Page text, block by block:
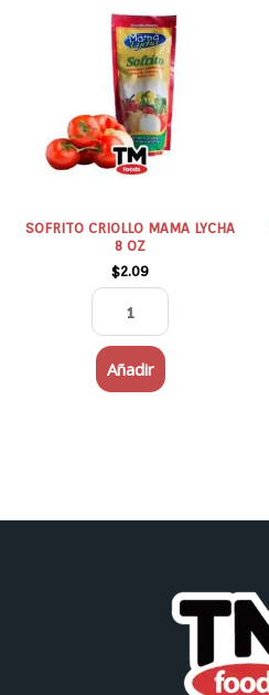
SOFRITO CRIOLLO MAMA LYCHA
8 OZ
$2.09
CRIOLLO
MAMA
LYCHA
8
OZ
cantidad
Añadir